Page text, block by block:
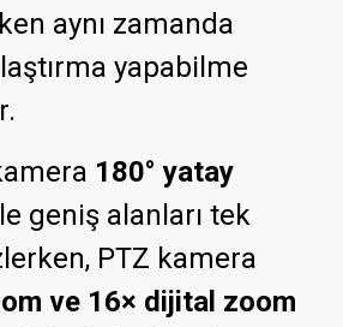
aynı zamanda
yapabilme
180° yatay
geniş alanları tek
PTZ kamera
ve 16× dijital zoom